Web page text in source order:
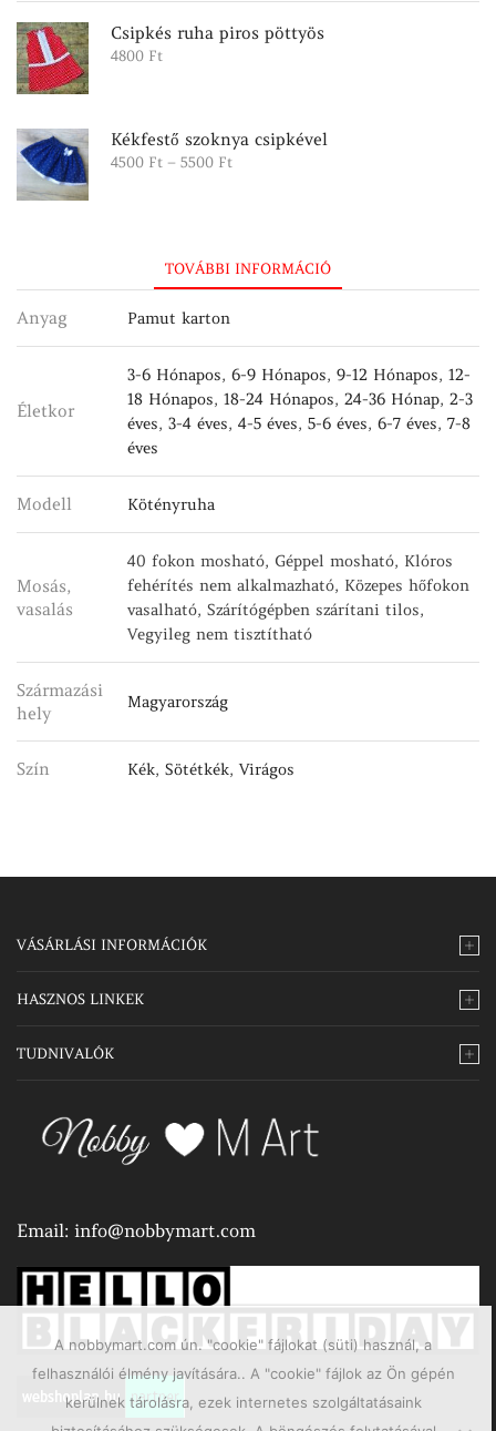
Csipkés ruha piros pöttyös
4800 Ft
Kékfestő szoknya csipkével
4500 Ft – 5500 FtÁrtartomány:
TOVÁBBI INFORMÁCIÓ
Anyag Pamut karton
Életkor
3-6 Hónapos, 6-9 Hónapos, 9-12 Hónapos, 12-
18 Hónapos, 18-24 Hónapos, 24-36 Hónap, 2-3
éves, 3-4 éves, 4-5 éves, 5-6 éves, 6-7 éves, 7-8
éves
Modell Kötényruha
Mosás,
vasalás
40 fokon mosható, Géppel mosható, Klóros
fehérítés nem alkalmazható, Közepes hőfokon
vasalható, Szárítógépben szárítani tilos,
Vegyileg nem tisztítható
Származási
hely
Magyarország
Szín Kék, Sötétkék, Virágos
VÁSÁRLÁSI INFORMÁCIÓK
HASZNOS LINKEK
TUDNIVALÓK
Email: info@nobbymart.com
A nobbymart.com ún. "cookie" fájlokat (süti) használ, a
felhasználói élmény javítására.. A "cookie" fájlok az Ön gépén
kerülnek tárolásra, ezek internetes szolgáltatásaink